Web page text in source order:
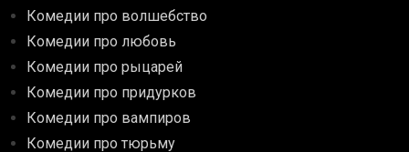
Комедии про волшебство
Комедии про любовь
Комедии про рыцарей
Комедии про придурков
Комедии про вампиров
Комедии про тюрьму